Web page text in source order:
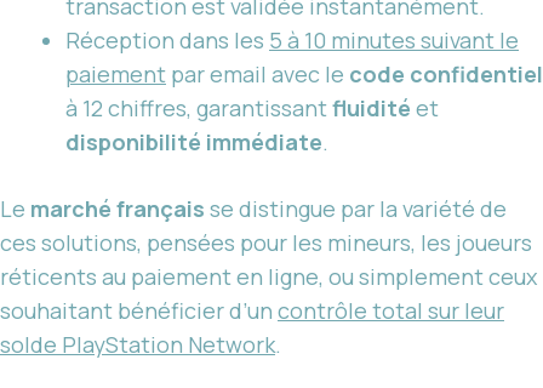
transaction est validée instantanément.
Réception dans les 5 à 10 minutes suivant le
paiement par email avec le code confidentiel
à 12 chiffres, garantissantfluidité et
disponibilité immédiate.
Le marché français se distingue par la variété de
ces solutions, pensées pour les mineurs, les joueurs
réticents au paiement en ligne, ou simplement ceux
souhaitant bénéficier d’un contrôle total sur leur
solde PlayStation Network.